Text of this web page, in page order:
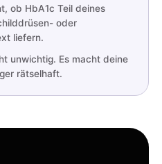
ob HbA1c Teil deines
oder
liefern.
unwichtig. Es macht deine
rätselhaft.